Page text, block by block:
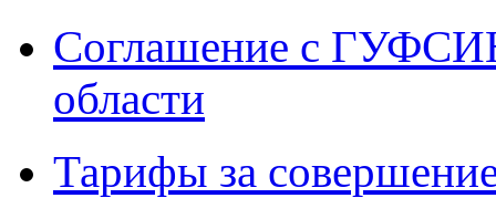
Соглашение с
области
Тарифы за